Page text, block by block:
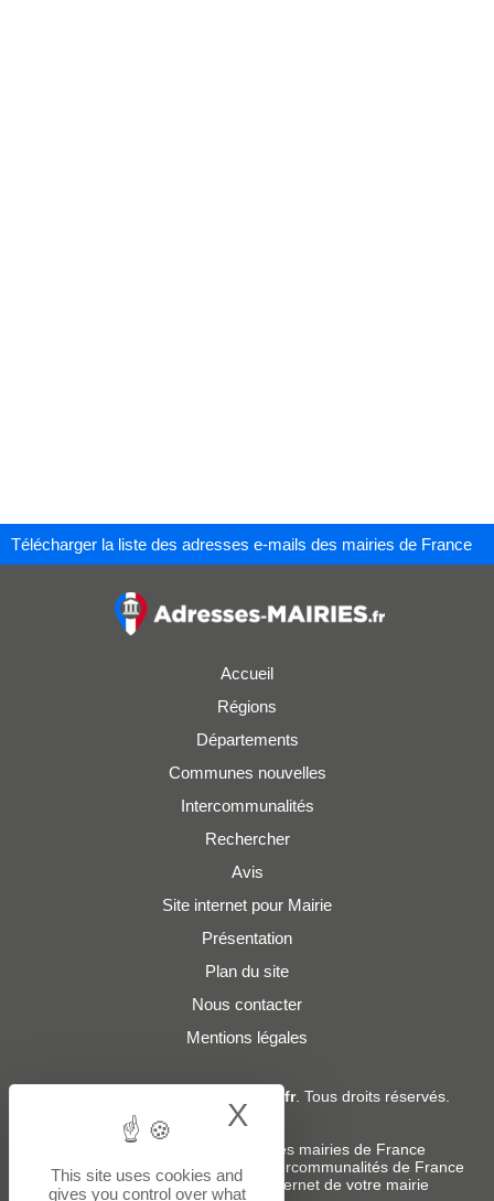
Télécharger la liste des adresses e-mails des mairies de France
Accueil
Régions
Départements
Communes nouvelles
Intercommunalités
Rechercher
Avis
Site internet pour Mairie
Présentation
Plan du site
Nous contacter
Mentions légales
Adresses-Mairies.fr. Tous droits réservés.
Services :
Liste des adresses e-mails des mairies de France
Liste des adresses e-mails des intercommunalités de France
-Création ou refonte du site internet de votre mairie
This site uses cookies and
gives you control over what
X